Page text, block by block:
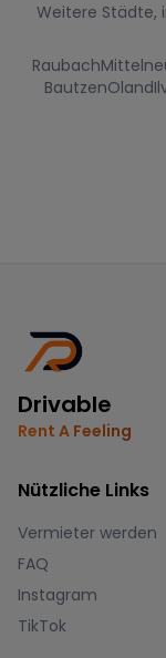
Weitere Städte,
Raubach
BautzenOland
Drivable
Rent A Feeling
Nützliche Links
Vermieter werden
FAQ
Instagram
TikTok